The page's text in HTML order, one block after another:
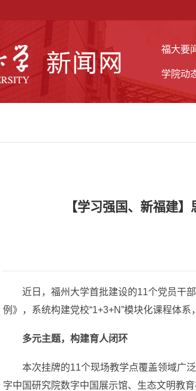
福大要
学院动
【学习强国、新福建
近日，福州大学首批建设的11个党员干
例》，系统构建党校“1+3+N”模块化课程体
多元主题，构建育人闭环
本次挂牌的11个现场教学点覆盖领域广
字中国研究院数字中国展示馆、生态文明教